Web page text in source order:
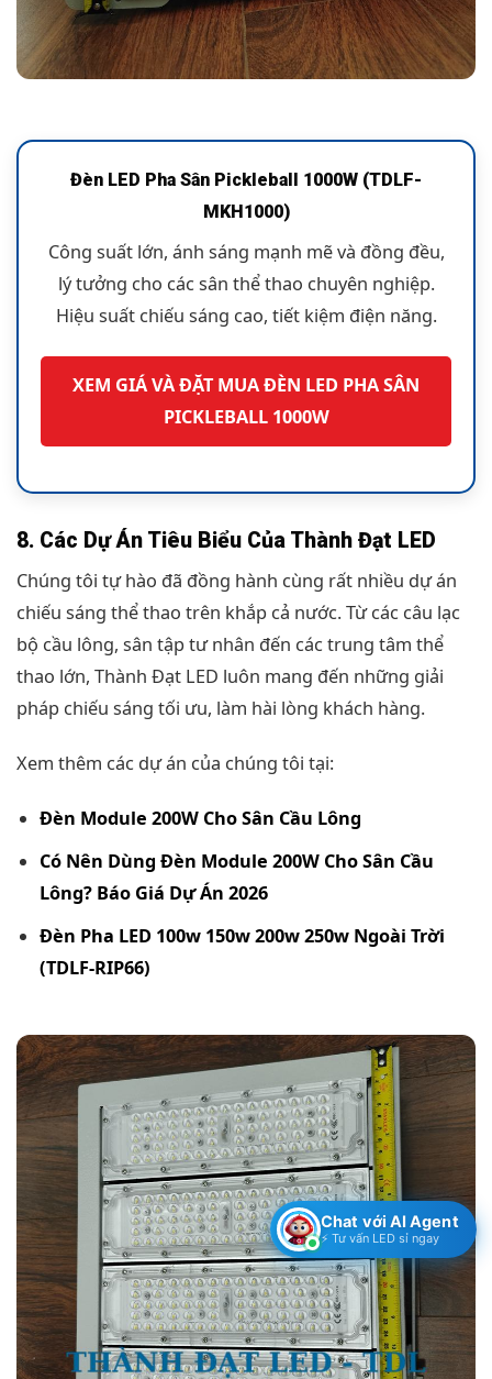
Đèn LED Pha Sân Pickleball 1000W (TDLF-
MKH1000)
Công suất lớn, ánh sáng mạnh mẽ và đồng đều,
lý tưởng cho các sân thể thao chuyên nghiệp.
Hiệu suất chiếu sáng cao, tiết kiệm điện năng.
XEM GIÁ VÀ ĐẶT MUA ĐÈN LED PHA SÂN
PICKLEBALL 1000W
8. Các Dự Án Tiêu Biểu Của Thành Đạt LED
Chúng tôi tự hào đã đồng hành cùng rất nhiều dự án
chiếu sáng thể thao trên khắp cả nước. Từ các câu lạc
bộ cầu lông, sân tập tư nhân đến các trung tâm thể
thao lớn, Thành Đạt LED luôn mang đến những giải
pháp chiếu sáng tối ưu, làm hài lòng khách hàng.
Xem thêm các dự án của chúng tôi tại:
Đèn Module 200W Cho Sân Cầu Lông
Có Nên Dùng Đèn Module 200W Cho Sân Cầu
Lông? Báo Giá Dự Án 2026
Đèn Pha LED 100w 150w 200w 250w Ngoài Trời
(TDLF-RIP66)
Chat với AI Agent
⚡ Tư vấn LED sỉ ngay